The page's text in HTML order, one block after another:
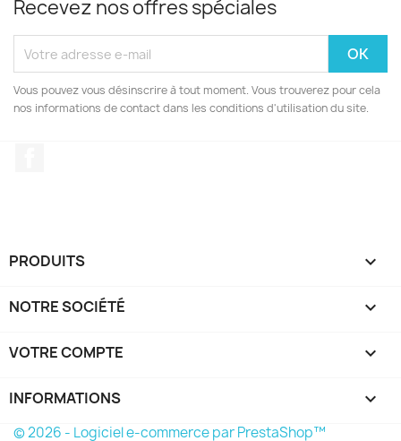
Recevez nos offres spéciales
Vous pouvez vous désinscrire à tout moment. Vous trouverez pour cela
nos informations de contact dans les conditions d'utilisation du site.
PRODUITS 
NOTRE SOCIÉTÉ 
VOTRE COMPTE 
INFORMATIONS keyboard_arrow_down
© 2026 - Logiciel e-commerce par PrestaShop™